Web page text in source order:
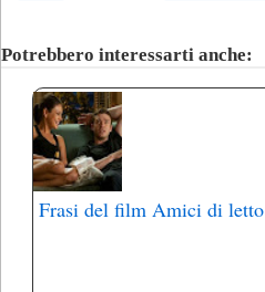
Potrebbero interessarti anche:
Frasi del film Amici di letto